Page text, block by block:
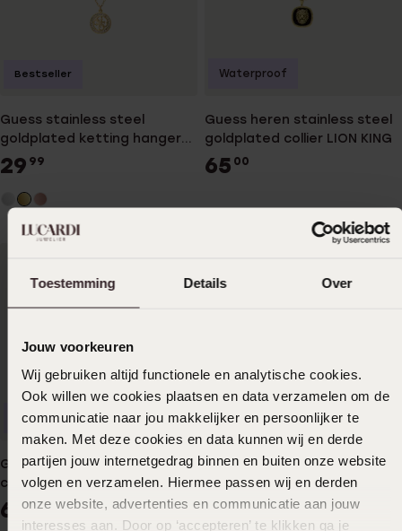
Toestemming Details Over
Jouw voorkeuren
Wij gebruiken altijd functionele en analytische cookies.
Ook willen we cookies plaatsen en data verzamelen om de
communicatie naar jou makkelijker en persoonlijker te
maken. Met deze cookies en data kunnen wij en derde
partijen jouw internetgedrag binnen en buiten onze website
volgen en verzamelen. Hiermee passen wij en derden
onze website, advertenties en communicatie aan jouw
interesses aan. Door op ‘accepteren’ te klikken ga je
Guess stainless steel
goldplated ketting hanger
4g logo voor dames
29 99
Bestseller
Guess heren stainless steel
goldplated collier LION KING
65 00
Waterproof
Guess heren stainless steel
collier LION KING
6000
Waterproof
Guess stainless steel
ketting met triangel hanger
voor dames
2999